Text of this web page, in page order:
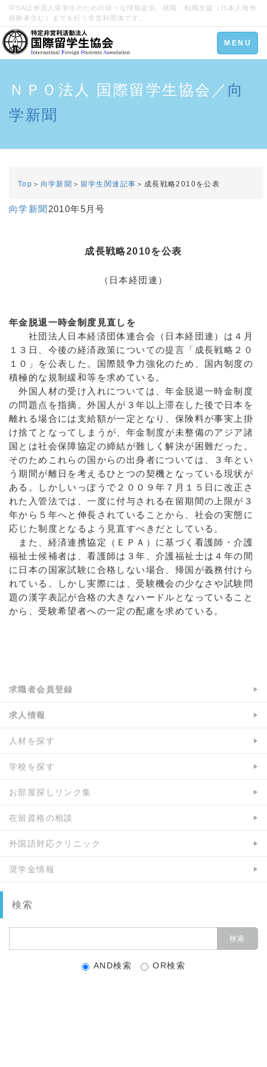
IFSAは外国人留学生のための様々な情報提供、就職・転職支援（日本人海外
経験者含む）までを行う非営利団体です。
Toggle
navigation
MENU
ＮＰＯ法人 国際留学生協会／ 向
学新聞
Top ＞ 向学新聞 ＞ 留学生関連記事 ＞成長戦略2010を公表
向学新聞 2010年5月号
成長戦略2010を公表
（日本経団連）
年金脱退一時金制度見直しを
社団法人日本経済団体連合会（日本経団連）は４月
１３日、今後の経済政策についての提言「成長戦略２０
１０」を公表した。国際競争力強化のため、国内制度の
積極的な規制緩和等を求めている。
外国人材の受け入れについては、年金脱退一時金制度
の問題点を指摘。外国人が３年以上滞在した後で日本を
離れる場合には支給額が一定となり、保険料が事実上掛
け捨てとなってしまうが、年金制度が未整備のアジア諸
国とは社会保障協定の締結が難しく解決が困難だった。
そのためこれらの国からの出身者については、３年とい
う期間が離日を考えるひとつの契機となっている現状が
ある。しかしいっぽうで２００９年７月１５日に改正さ
れた入管法では、一度に付与される在留期間の上限が３
年から５年へと伸長されていることから、社会の実態に
応じた制度となるよう見直すべきだとしている。
また、経済連携協定（ＥＰＡ）に基づく看護師・介護
福祉士候補者は、看護師は３年、介護福祉士は４年の間
に日本の国家試験に合格しない場合、帰国が義務付けら
れている。しかし実際には、受験機会の少なさや試験問
題の漢字表記が合格の大きなハードルとなっていること
から、受験希望者への一定の配慮を求めている。
求職者会員登録
求人情報
人材を探す
学校を探す
お部屋探しリンク集
在留資格の相談
外国語対応クリニック
奨学金情報
検索
AND検索 OR検索